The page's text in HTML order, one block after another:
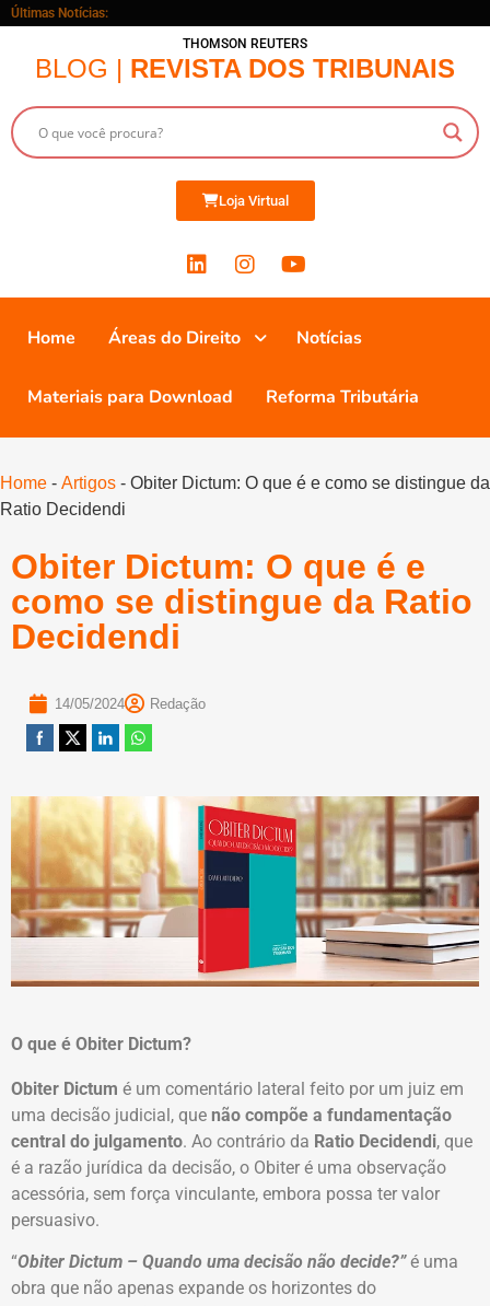
Últimas Notícias:
THOMSON REUTERS
BLOG | REVISTA DOS TRIBUNAIS
Loja Virtual
Home Áreas do Direito Notícias
Materiais para Download Reforma Tributária
Home - Artigos - Obiter Dictum: O que é e como se distingue da
Ratio Decidendi
Obiter Dictum: O que é e
como se distingue da Ratio
Decidendi
14/05/2024 Redação
O que é Obiter Dictum?
Obiter Dictum é um comentário lateral feito por um juiz em
uma decisão judicial, que não compõe a fundamentação
central do julgamento. Ao contrário da Ratio Decidendi, que
é a razão jurídica da decisão, o Obiter é uma observação
acessória, sem força vinculante, embora possa ter valor
persuasivo.
“Obiter Dictum – Quando uma decisão não decide?”é uma
obra que não apenas expande os horizontes do